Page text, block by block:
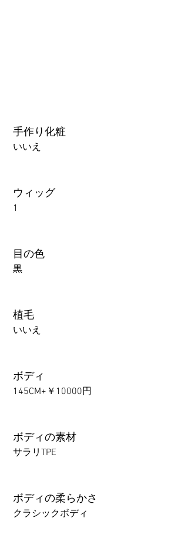
手作り化粧
いいえ
ウィッグ
1
目の色
黒
植毛
いいえ
ボディ
145CM+￥10000円
ボディの素材
サラリTPE
ボディの柔らかさ
クラシックボディ